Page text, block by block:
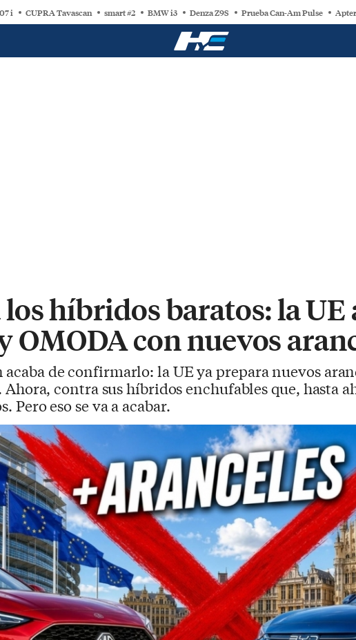
i CUPRA Tavascan smart #2 BMW i3 Denza Z9S Prueba Can-Am Pulse
híbridos baratos: la UE
OMODA con nuevos
de confirmarlo: la UE ya prepara nuevos
contra sus híbridos enchufables que, hasta
Pero eso se va a acabar.